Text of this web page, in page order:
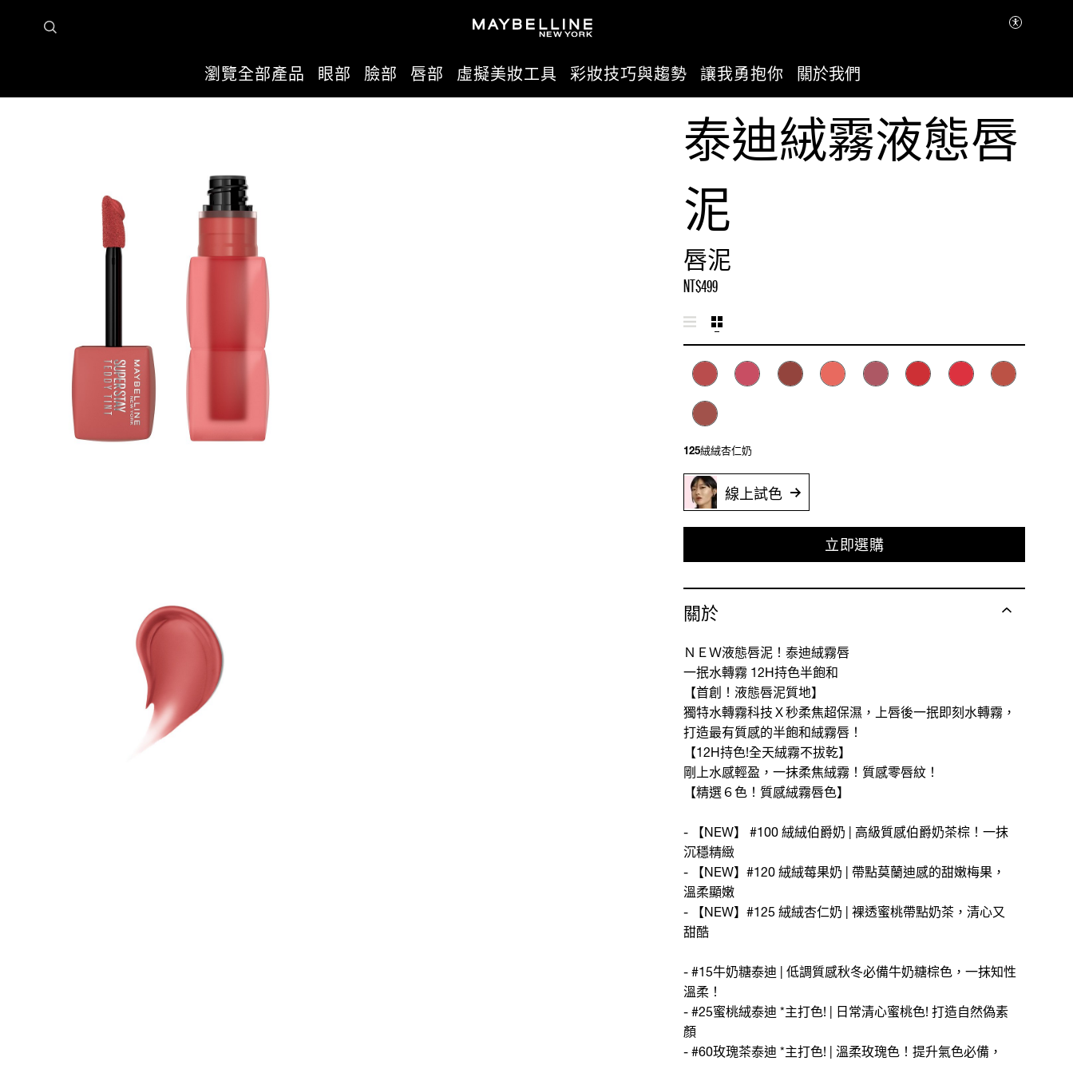
瀏覽全部產品 眼部 臉部 唇部 虛擬美妝工具 彩妝技巧與趨勢 讓我勇抱你 關於我們
泰迪絨霧液態唇泥
泰迪絨霧液態唇
泥
唇泥
NT$499
125絨絨杏仁奶
線上試色
立即選購
關於
ＮＥＷ液態唇泥！泰迪絨霧唇
一抿水轉霧 12H持色半飽和
【首創！液態唇泥質地】
獨特水轉霧科技Ｘ秒柔焦超保濕，上唇後一抿即刻水轉霧，
打造最有質感的半飽和絨霧唇！
【12H持色!全天絨霧不拔乾】
剛上水感輕盈，一抹柔焦絨霧！質感零唇紋！
【精選６色！質感絨霧唇色】
- 【NEW】 #100 絨絨伯爵奶 | 高級質感伯爵奶茶棕！一抹
沉穩精緻
- 【NEW】#120 絨絨莓果奶 | 帶點莫蘭迪感的甜嫩梅果，
溫柔顯嫩
- 【NEW】#125 絨絨杏仁奶 | 裸透蜜桃帶點奶茶，清心又
甜酷
- #15牛奶糖泰迪 | 低調質感秋冬必備牛奶糖棕色，一抹知性
溫柔！
- #25蜜桃絨泰迪 *主打色! | 日常清心蜜桃色! 打造自然偽素
顏
- #60玫瑰茶泰迪 *主打色! | 溫柔玫瑰色！提升氣色必備，